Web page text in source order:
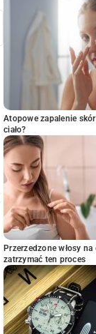
Atopowe zapalenie
ciało?
Przerzedzone włosy
zatrzymać ten proces